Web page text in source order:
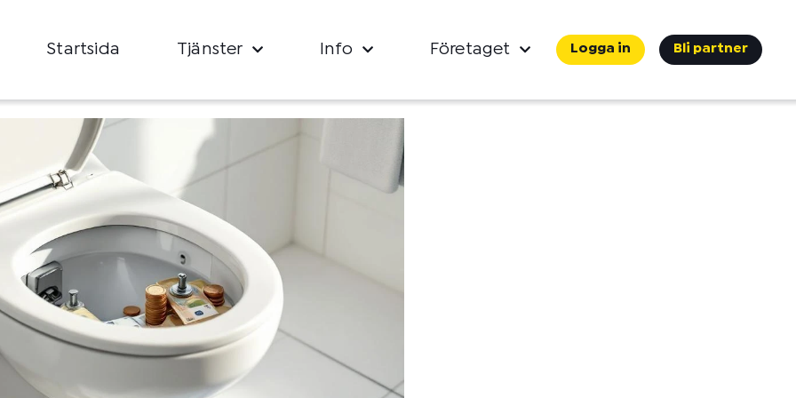
Startsida Tjänster Info Företaget Logga in Bli partner